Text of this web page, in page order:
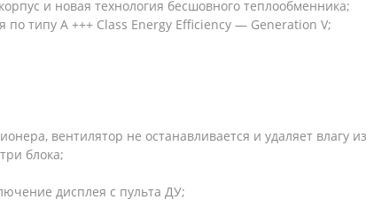
и новая технология бесшовного теплообменника;
типу A +++ Class Energy Efficiency — Generation V;
вентилятор не останавливается и удаляет влагу
блока;
дисплея с пульта ДУ;